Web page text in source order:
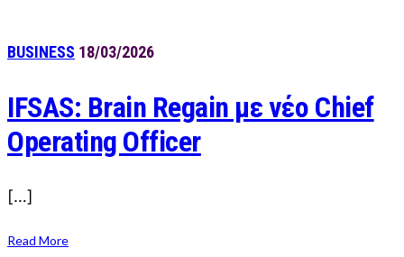
BUSINESS 18/03/2026
IFSAS: Brain Regain με νέο Chief
Operating Officer
[…]
Read More